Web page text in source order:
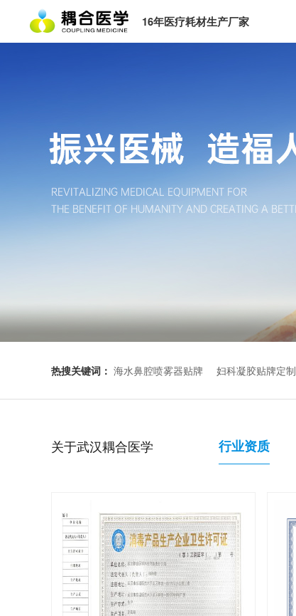
16年医疗耗材生产厂家
热搜关键词： 海水鼻腔喷雾器贴牌 妇科凝胶贴牌定制
关于武汉耦合医学 行业资质